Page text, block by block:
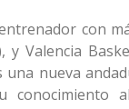
con
y Valencia
una nueva
conocimiento